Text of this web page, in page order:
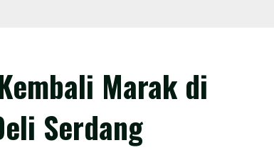
Marak di
Serdang